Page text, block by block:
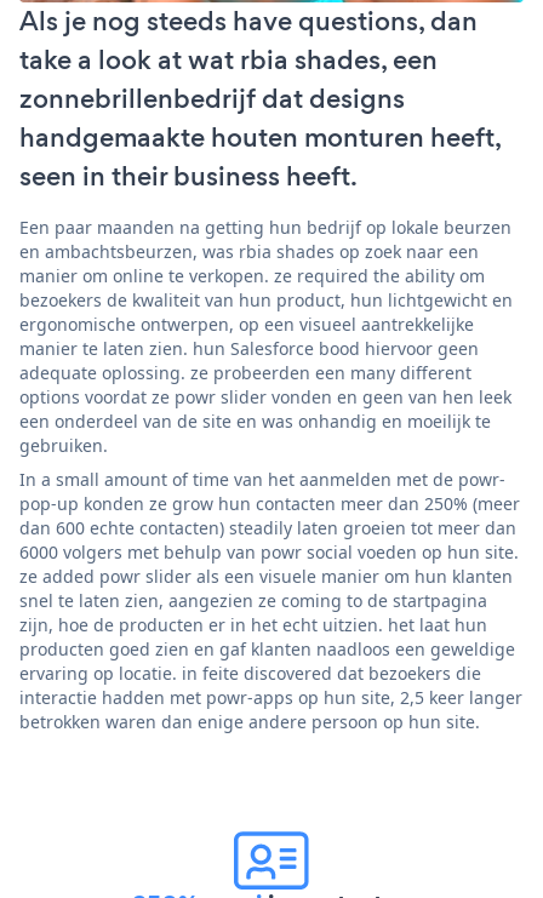
Als je nog steeds have questions, dan
take a look at wat rbia shades, een
zonnebrillenbedrijf dat designs
handgemaakte houten monturen heeft,
seen in their business heeft.
Een paar maanden na getting hun bedrijf op lokale beurzen
en ambachtsbeurzen, was rbia shades op zoek naar een
manier om online te verkopen. ze required the ability om
bezoekers de kwaliteit van hun product, hun lichtgewicht en
ergonomische ontwerpen, op een visueel aantrekkelijke
manier te laten zien. hun Salesforce bood hiervoor geen
adequate oplossing. ze probeerden een many different
options voordat ze powr slider vonden en geen van hen leek
een onderdeel van de site en was onhandig en moeilijk te
gebruiken.
In a small amount of time van het aanmelden met de powr-
pop-up konden ze grow hun contacten meer dan 250% (meer
dan 600 echte contacten) steadily laten groeien tot meer dan
6000 volgers met behulp van powr social voeden op hun site.
ze added powr slider als een visuele manier om hun klanten
snel te laten zien, aangezien ze coming to de startpagina
zijn, hoe de producten er in het echt uitzien. het laat hun
producten goed zien en gaf klanten naadloos een geweldige
ervaring op locatie. in feite discovered dat bezoekers die
interactie hadden met powr-apps op hun site, 2,5 keer langer
betrokken waren dan enige andere persoon op hun site.